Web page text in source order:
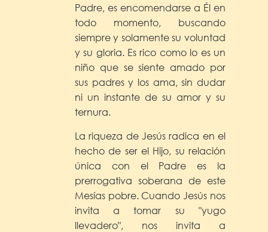
Padre, es encomendarse a Él en
todo momento, buscando
siempre y solamente su voluntad
y su gloria. Es rico como lo es un
niño que se siente amado por
sus padres y los ama, sin dudar
ni un instante de su amor y su
ternura.
La riqueza de Jesús radica en el
hecho de ser el Hijo, su relación
única con el Padre es la
prerrogativa soberana de este
Mesías pobre. Cuando Jesús nos
invita a tomar su "yugo
llevadero", nos invita a